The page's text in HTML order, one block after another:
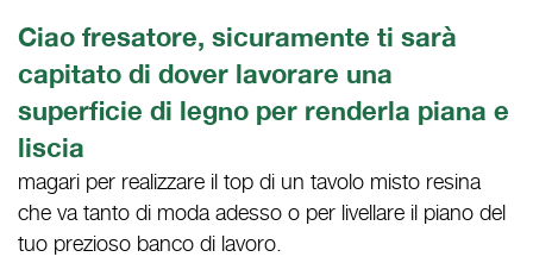
Ciao fresatore, sicuramente ti sarà
capitato di dover lavorare una
superficie di legno per renderla piana e
liscia
magari per realizzare il top di un tavolo misto resina
che va tanto di moda adesso o per livellare il piano del
tuo prezioso banco di lavoro.